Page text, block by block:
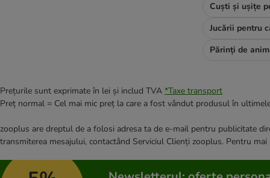
Advance Veterinary Diet
animonda Integra
PURINA PRO PLAN
Hill's Prescription Diet Canine
Cuști și ușițe
Jucării pentru
Prețurile sunt exprimate în lei și includ TVA *Taxe transport
Preț normal = Cel mai mic preț la care a fost vândut produsul în
zooplus are dreptul de a folosi adresa ta de e-mail pentru publicitate
transmiterea mesajului, contactând Serviciul Clienți zooplus. Pentru